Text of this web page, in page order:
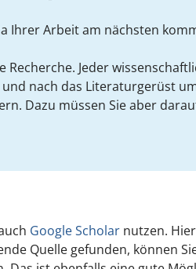
Ihrer Arbeit am nächsten
Jeder
nach das Literaturgerüst
Dazu müssen Sie aber
Google Scholar nutzen.
Quelle gefunden, können